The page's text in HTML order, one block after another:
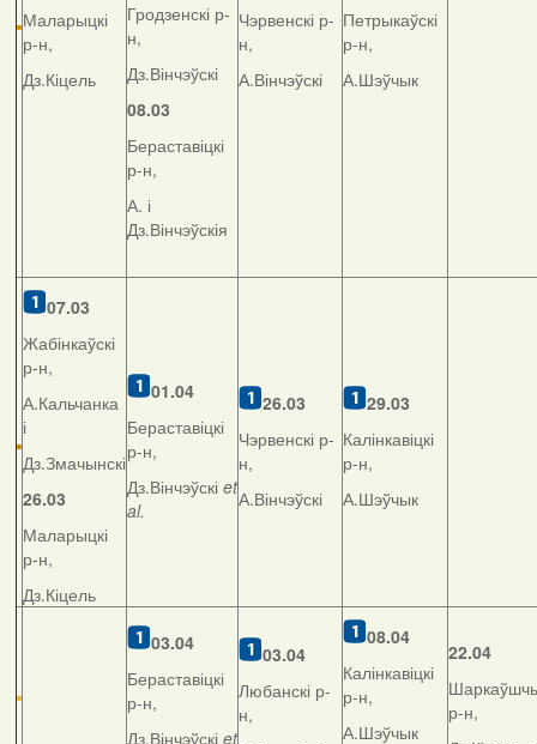
Маларыцкі
р-н,
Дз.Кіцель
Гродзенскі р-
н,
Дз.Вінчэўскі
08.03
Бераставіцкі
р-н,
А. і
Дз.Вінчэўскія
Чэрвенскі р-
н,
А.Вінчэўскі
Петрыкаўскі
р-н,
А.Шэўчык
07.03
Жабінкаўскі
р-н,
А.Кальчанка
і
Дз.Змачынскі
26.03
Маларыцкі
р-н,
Дз.Кіцель
01.04
Бераставіцкі
р-н,
Дз.Вінчэўскі et
al.
26.03
Чэрвенскі р-
н,
А.Вінчэўскі
29.03
Калінкавіцкі
р-н,
А.Шэўчык
03.04
Бераставіцкі
р-н,
Дз.Вінчэўскі et
03.04
Любанскі р-
н,
08.04
Калінкавіцкі
р-н,
А.Шэўчык
22.04
р-н,